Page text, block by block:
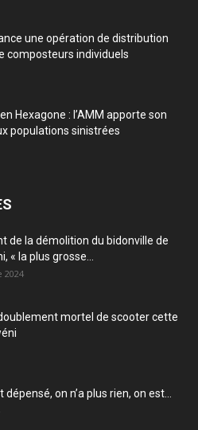
une opération de distribution
composteurs individuels
Hexagone : l’AMM apporte son
populations sinistrées
de la démolition du bidonville de
« la plus grosse...
2024
mortel de scooter cette
dépensé, on n’a plus rien, on est...